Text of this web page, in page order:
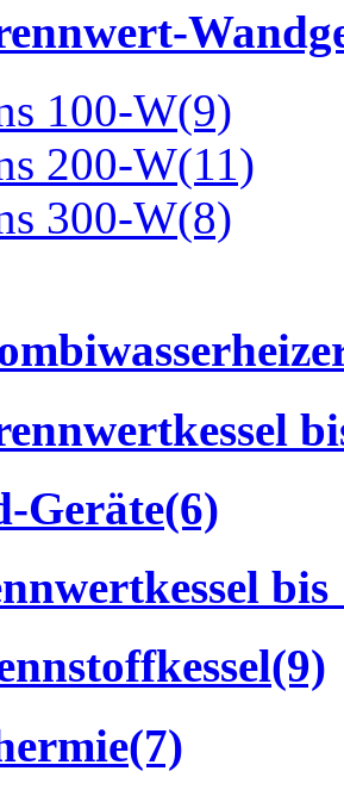
100-W(9)
200-W(11)
300-W(8)
Geräte(6)
(9)
(7)